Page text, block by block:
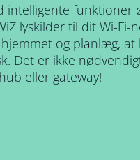
intelligente funktioner
lyskilder til dit Wi-Fi-
og planlæg, at
Det er ikke
eller gateway!